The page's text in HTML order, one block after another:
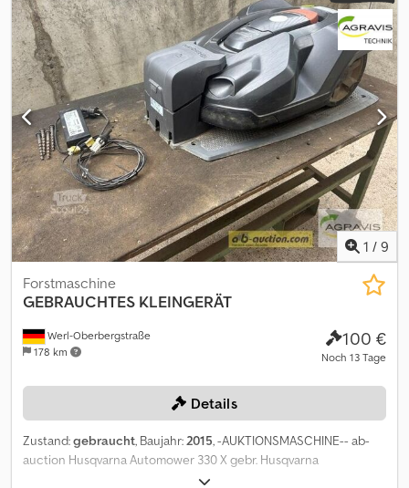
1 / 9
Werl-Oberbergstraße
178 km
Forstmaschine
GEBRAUCHTES KLEINGERÄT
100 €
Noch 13 Tage
Details
Zustand:gebraucht, Baujahr:2015, -AUKTIONSMASCHINE-- ab-
auction Husqvarna Automower 330 X gebr. Husqvarna
Mähroboter Typ: Automower 330 X Baujahr: 2015 mit Ladestation